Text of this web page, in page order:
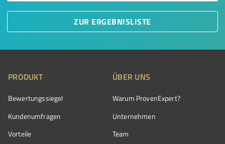
ZUR ERGEBNISLISTE
PRODUKT
Bewertungssiegel
Kundenumfragen
Vorteile
ÜBER UNS
Warum ProvenExpert?
Unternehmen
Team